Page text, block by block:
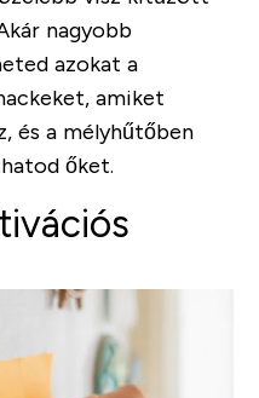
nagyobb
azokat a
amiket
és a mélyhűtőben
őket.